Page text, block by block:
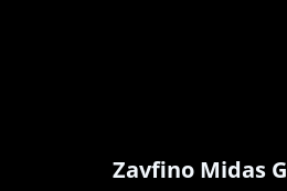
Zavfino Midas